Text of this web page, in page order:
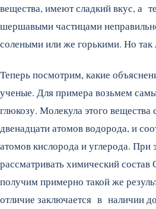
вещества, имеют сладкий вкус, а
шершавыми частицами
солеными или же горькими. Но так
Теперь посмотрим, какие
ученые. Для примера возьмем
глюкозу. Молекула этого вещества
двенадцати атомов водорода, и
атомов кислорода и углерода. При
рассматривать химический
получим примерно такой же
отличие заключается в наличии